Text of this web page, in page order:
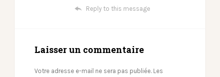
Reply to this message
Laisser un commentaire
Votre adresse e-mail ne sera pas publiée. Les